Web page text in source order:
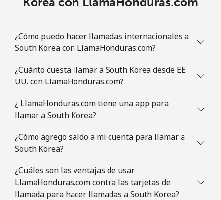
¿Cómo puedo hacer llamadas internacionales a
South Korea con LlamaHonduras.com?
¿Cuánto cuesta llamar a South Korea desde EE.
UU. con LlamaHonduras.com?
¿ LlamaHonduras.com tiene una app para
llamar a South Korea?
¿Cómo agrego saldo a mi cuenta para llamar a
South Korea?
¿Cuáles son las ventajas de usar
LlamaHonduras.com contra las tarjetas de
llamada para hacer llamadas a South Korea?